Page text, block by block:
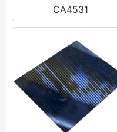
CA4531